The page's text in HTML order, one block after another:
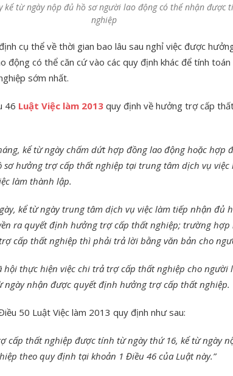
kể từ ngày nộp đủ hồ sơ người lao động có thể nhận được
nghiệp
cụ thể về thời gian bao lâu sau nghỉ việc được
động có thể căn cứ vào các quy định khác để tính
sớm nhất.
46 Luật Việc làm 2013 quy định về hưởng trợ cấp
kể từ ngày chấm dứt hợp đồng lao động hoặc hợp
sơ hưởng trợ cấp thất nghiệp tại trung tâm dịch vụ việc
làm thành lập.
kể từ ngày trung tâm dịch vụ việc làm tiếp nhận đủ
ra quyết định hưởng trợ cấp thất nghiệp; trường hợp
cấp thất nghiệp thì phải trả lời bằng văn bản cho
hội thực hiện việc chi trả trợ cấp thất nghiệp cho người
ngày nhận được quyết định hưởng trợ cấp thất nghiệp.
50 Luật Việc làm 2013 quy định như sau:
cấp thất nghiệp được tính từ ngày thứ 16, kể từ ngày
theo quy định tại khoản 1 Điều 46 của Luật này.”